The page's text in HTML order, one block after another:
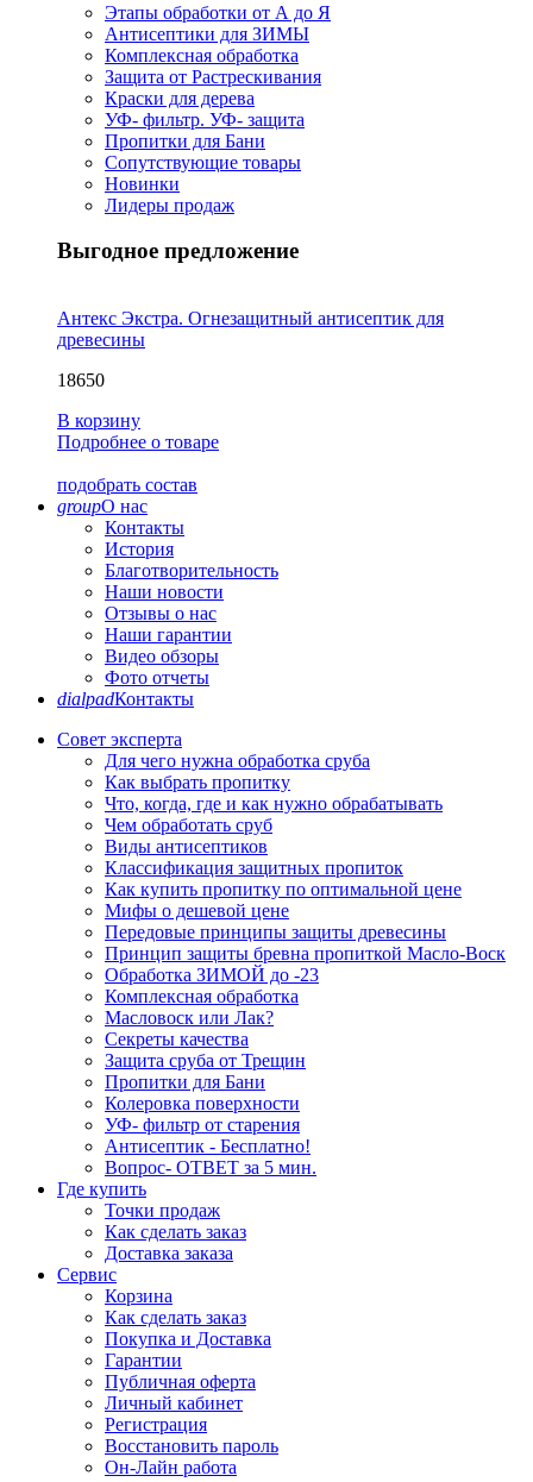
Этапы обработки от А до Я
Антисептики для ЗИМЫ
Комплексная обработка
Защита от Растрескивания
Краски для дерева
УФ- фильтр. УФ- защита
Пропитки для Бани
Сопутствующие товары
Новинки
Лидеры продаж
Выгодное предложение
Антекс Экстра. Огнезащитный антисептик для
древесины
18650
В корзину
Подробнее о товаре
подобрать состав
groupО нас
Контакты
История
Благотворительность
Наши новости
Отзывы о нас
Наши гарантии
Видео обзоры
Фото отчеты
dialpadКонтакты
Совет эксперта
Для чего нужна обработка сруба
Как выбрать пропитку
Что, когда, где и как нужно обрабатывать
Чем обработать сруб
Виды антисептиков
Классификация защитных пропиток
Как купить пропитку по оптимальной цене
Мифы о дешевой цене
Передовые принципы защиты древесины
Принцип защиты бревна пропиткой Масло-Воск
Обработка ЗИМОЙ до -23
Комплексная обработка
Масловоск или Лак?
Секреты качества
Защита сруба от Трещин
Пропитки для Бани
Колеровка поверхности
УФ- фильтр от старения
Антисептик - Бесплатно!
Вопрос- ОТВЕТ за 5 мин.
Где купить
Точки продаж
Как сделать заказ
Доставка заказа
Сервис
Корзина
Как сделать заказ
Покупка и Доставка
Гарантии
Публичная оферта
Личный кабинет
Регистрация
Восстановить пароль
Он-Лайн работа